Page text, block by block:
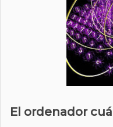
El ordenador